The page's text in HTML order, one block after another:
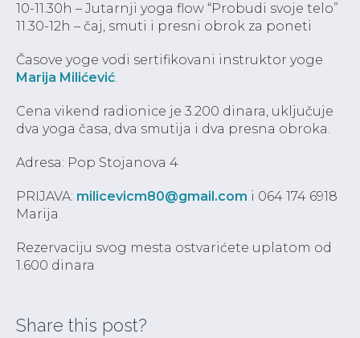
10-11.30h – Jutarnji yoga flow “Probudi svoje telo”
11.30-12h – čaj, smuti i presni obrok za poneti
Časove yoge vodi sertifikovani instruktor yoge
Marija Milićević.
Cena vikend radionice je 3.200 dinara, uključuje
dva yoga časa, dva smutija i dva presna obroka.
Adresa: Pop Stojanova 4
PRIJAVA: milicevicm80@gmail.com i 064 174 6918
Marija
Rezervaciju svog mesta ostvarićete uplatom od
1.600 dinara
Share this post?